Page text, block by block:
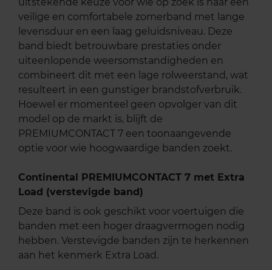
uitstekende keuze voor wie op zoek is naar een
veilige en comfortabele zomerband met lange
levensduur en een laag geluidsniveau. Deze
band biedt betrouwbare prestaties onder
uiteenlopende weersomstandigheden en
combineert dit met een lage rolweerstand, wat
resulteert in een gunstiger brandstofverbruik.
Hoewel er momenteel geen opvolger van dit
model op de markt is, blijft de
PREMIUMCONTACT 7 een toonaangevende
optie voor wie hoogwaardige banden zoekt.
Continental PREMIUMCONTACT 7 met Extra
Load (verstevigde band)
Deze band is ook geschikt voor voertuigen die
banden met een hoger draagvermogen nodig
hebben. Verstevigde banden zijn te herkennen
aan het kenmerk Extra Load.